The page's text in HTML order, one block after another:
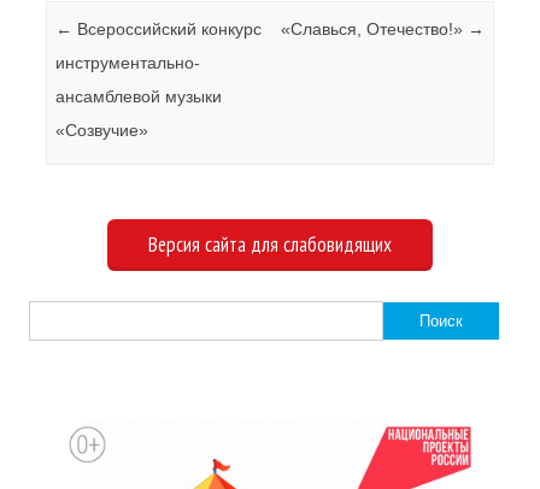
Навигация по записям
← Всероссийский конкурс
инструментально-
ансамблевой музыки
«Созвучие»
«Славься, Отечество!» →
Версия сайта для слабовидящих